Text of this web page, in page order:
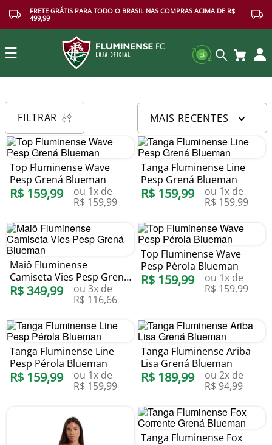
FRETE GRÁTIS PARA TODO O BRASIL NAS COMPRAS ACIMA DE R$
499,99
☰
FILTRAR MAIS RECENTES
Top Fluminense Wave
Pesp Grená Blueman
R$ 159,99 ou 1x de
R$ 159,99
Tanga Fluminense Line
Pesp Grená Blueman
R$ 159,99 ou 1x de
R$ 159,99
Maiô Fluminense
Camiseta Vies Pesp Grená
Blueman
R$ 349,99 ou 3x de
R$ 116,66
Top Fluminense Wave
Pesp Pérola Blueman
R$ 159,99 ou 1x de
R$ 159,99
Tanga Fluminense Line
Pesp Pérola Blueman
R$ 159,99 ou 1x de
R$ 159,99
Tanga Fluminense Ariba
Lisa Grená Blueman
R$ 189,99 ou 2x de
R$ 94,99
Tanga Fluminense Fox